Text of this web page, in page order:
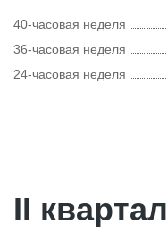
40-часовая неделя
36-часовая неделя
24-часовая неделя
II квартал